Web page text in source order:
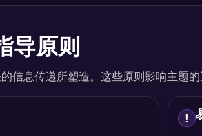
导原则
传递所塑造。这些原则影响主题的
!